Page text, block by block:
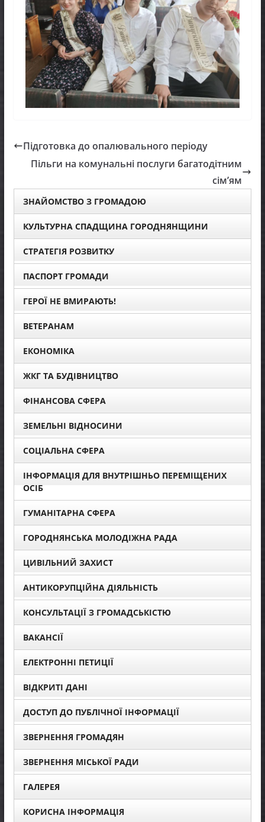
Підготовка до опалювального періоду
Пільги на комунальні послуги багатодітним
сім’ям
ЗНАЙОМСТВО З ГРОМАДОЮ
КУЛЬТУРНА СПАДЩИНА ГОРОДНЯНЩИНИ
СТРАТЕГІЯ РОЗВИТКУ
ПАСПОРТ ГРОМАДИ
ГЕРОЇ НЕ ВМИРАЮТЬ!
ВЕТЕРАНАМ
ЕКОНОМІКА
ЖКГ ТА БУДІВНИЦТВО
ФІНАНСОВА СФЕРА
ЗЕМЕЛЬНІ ВІДНОСИНИ
СОЦІАЛЬНА СФЕРА
ІНФОРМАЦІЯ ДЛЯ ВНУТРІШНЬО ПЕРЕМІЩЕНИХ
ОСІБ
ГУМАНІТАРНА СФЕРА
ГОРОДНЯНСЬКА МОЛОДІЖНА РАДА
ЦИВІЛЬНИЙ ЗАХИСТ
АНТИКОРУПЦІЙНА ДІЯЛЬНІСТЬ
КОНСУЛЬТАЦІЇ З ГРОМАДСЬКІСТЮ
ВАКАНСІЇ
ЕЛЕКТРОННІ ПЕТИЦІЇ
ВІДКРИТІ ДАНІ
ДОСТУП ДО ПУБЛІЧНОЇ ІНФОРМАЦІЇ
ЗВЕРНЕННЯ ГРОМАДЯН
ЗВЕРНЕННЯ МІСЬКОЇ РАДИ
ГАЛЕРЕЯ
КОРИСНА ІНФОРМАЦІЯ